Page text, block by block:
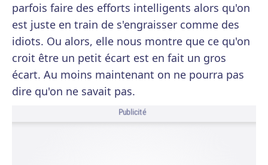
parfois faire des efforts intelligents alors qu'on
est juste en train de s'engraisser comme des
idiots. Ou alors, elle nous montre que ce qu'on
croit être un petit écart est en fait un gros
écart. Au moins maintenant on ne pourra pas
dire qu'on ne savait pas.
Publicité